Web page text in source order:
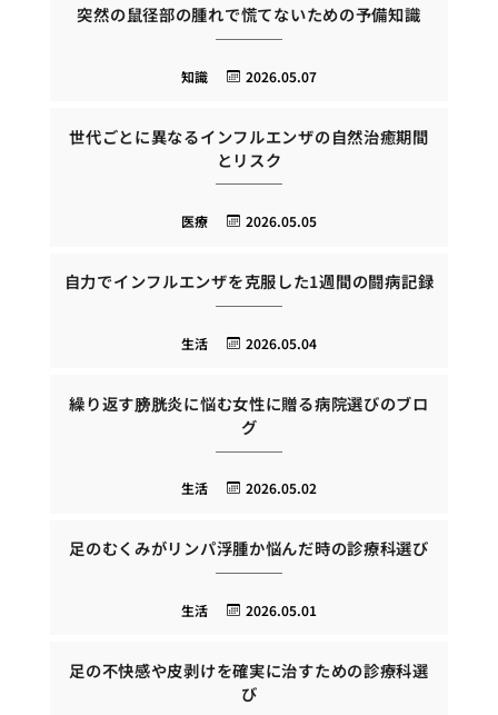
突然の鼠径部の腫れで慌てないための予備知識
2026.05.07
知識
世代ごとに異なるインフルエンザの自然治癒期間
とリスク
2026.05.05
医療
自力でインフルエンザを克服した1週間の闘病記録
2026.05.04
生活
繰り返す膀胱炎に悩む女性に贈る病院選びのブロ
グ
2026.05.02
生活
足のむくみがリンパ浮腫か悩んだ時の診療科選び
2026.05.01
生活
足の不快感や皮剥けを確実に治すための診療科選
び